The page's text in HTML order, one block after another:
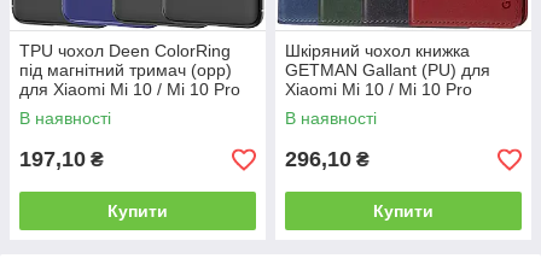
TPU чохол Deen ColorRing
під магнітний тримач (opp)
для Xiaomi Mi 10 / Mi 10 Pro
В наявності
197,10 ₴
Купити
Шкіряний чохол книжка
GETMAN Gallant (PU) для
Xiaomi Mi 10 / Mi 10 Pro
В наявності
296,10 ₴
Купити